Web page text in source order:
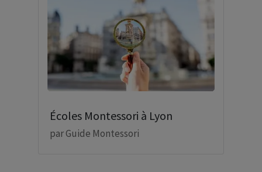
Écoles Montessori à Lyon
parGuide Montessori